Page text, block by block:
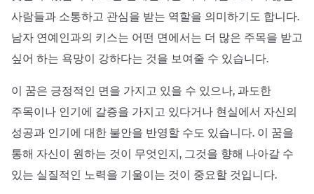
사람들과 소통하고 관심을 받는 역할을 의미하기도 합니다.
남자 연예인과의 키스는 어떤 면에서는 더 많은 주목을 받고
싶어 하는 욕망이 강하다는 것을 보여줄 수 있습니다.
이 꿈은 긍정적인 면을 가지고 있을 수 있으나, 과도한
주목이나 인기에 갈증을 가지고 있다거나 현실에서 자신의
성공과 인기에 대한 불안을 반영할 수도 있습니다. 이 꿈을
통해 자신이 원하는 것이 무엇인지, 그것을 향해 나아갈 수
있는 실질적인 노력을 기울이는 것이 중요할 것입니다.